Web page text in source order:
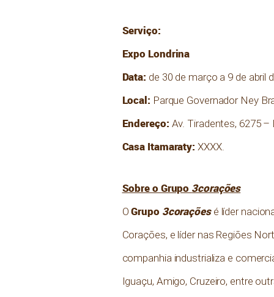
Serviço:
Expo Londrina
Data: de 30 de março a 9 de abril
Local: Parque Governador Ney
Endereço: Av. Tiradentes, 6275 –
Casa Itamaraty: XXXX.
Sobre o Grupo 3corações
OGrupo 3coraçõesé líder
Corações, e líder nas Regiões
companhia industrializa e
Iguaçu, Amigo, Cruzeiro, entre